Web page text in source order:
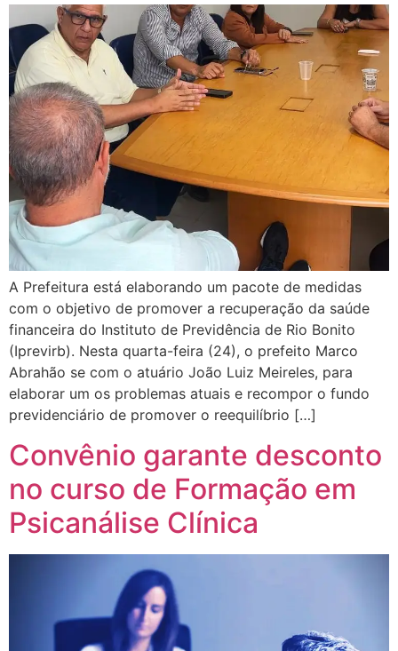
A Prefeitura está elaborando um pacote de medidas
com o objetivo de promover a recuperação da saúde
financeira do Instituto de Previdência de Rio Bonito
(Iprevirb). Nesta quarta-feira (24), o prefeito Marco
Abrahão se com o atuário João Luiz Meireles, para
elaborar um os problemas atuais e recompor o fundo
previdenciário de promover o reequilíbrio […]
Convênio garante desconto
no curso de Formação em
Psicanálise Clínica